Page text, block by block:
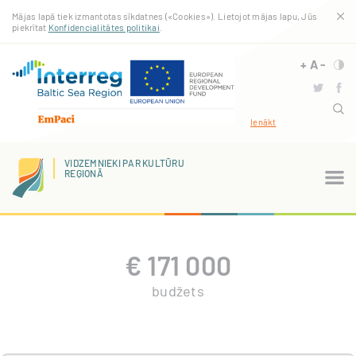
galveno
saturu
Mājas lapā tiek izmantotas sīkdatnes («Cookies»). Lietojot mājas lapu, Jūs
piekrītat Konfidencialitātes politikai
+ A-
Ienākt
VIDZEMNIEKI PAR KULTŪRU
REĢIONĀ
€ 171 000
budžets